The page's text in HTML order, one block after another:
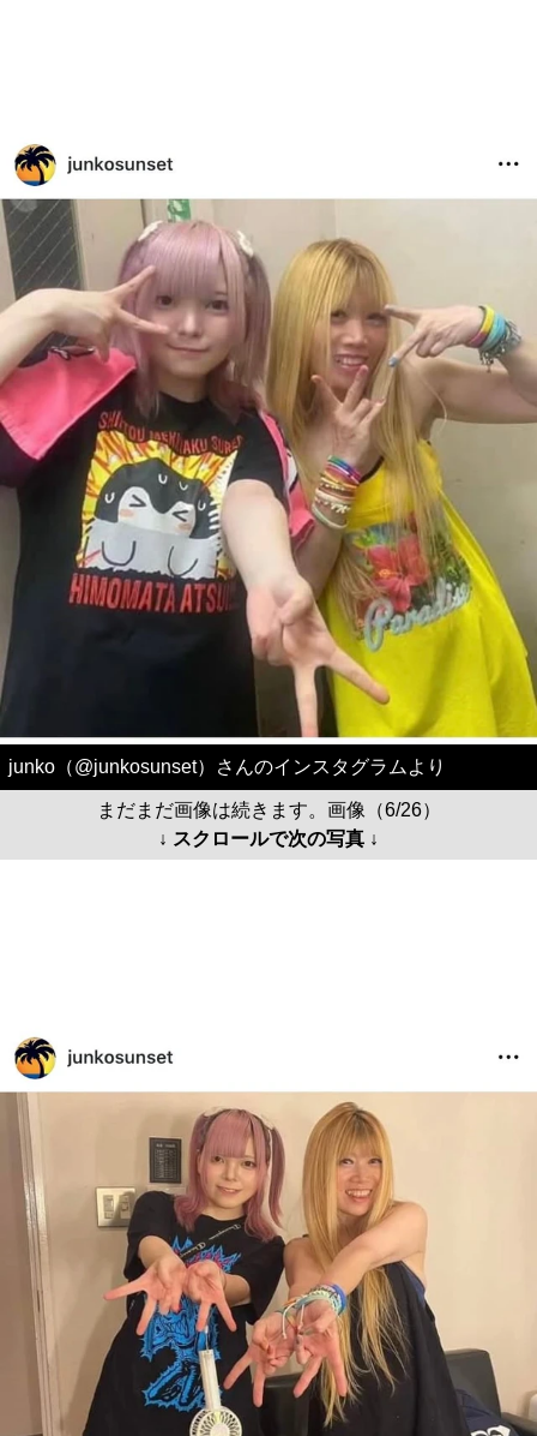
junko（@junkosunset）さんのインスタグラムより
まだまだ画像は続きます。画像（6/26）
↓ スクロールで次の写真 ↓